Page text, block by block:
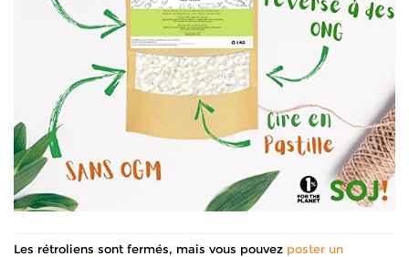
Les rétroliens sont fermés, mais vous pouvez poster un